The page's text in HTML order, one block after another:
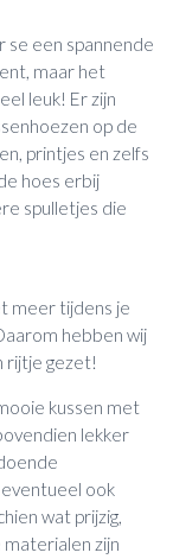
se een spannende
maar het
leuk! Er zijn
op de
printjes en zelfs
hoes erbij
spulletjes die
meer tijdens je
hebben wij
rijtje gezet!
kussen met
lekker
ook
wat prijzig,
materialen zijn